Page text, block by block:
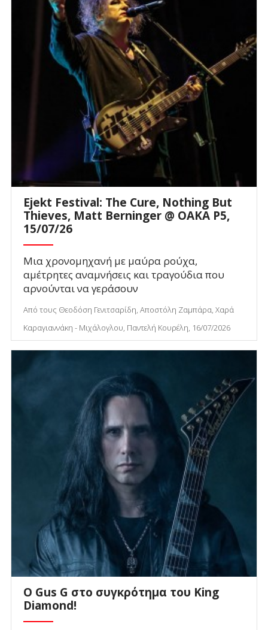
Ejekt Festival: The Cure, Nothing But
Thieves, Matt Berninger @ ΟΑΚΑ P5,
15/07/26
Μια χρονομηχανή με μαύρα ρούχα,
αμέτρητες αναμνήσεις και τραγούδια που
αρνούνται να γεράσουν
Από τους Θεοδόση Γενιτσαρίδη, Αποστόλη Ζαμπάρα, Χαρά
Καραγιαννάκη - Μιχάλογλου, Παντελή Κουρέλη, 16/07/2026
O Gus G στο συγκρότημα του King
Diamond!